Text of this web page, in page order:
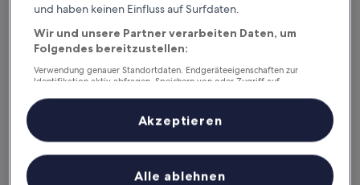
Howard Johnson IFC Plaza Ningbo
Howard Johnson IFC Plaza Ningbo
und haben keinen Einfluss auf Surfdaten.
Wir und unsere Partner verarbeiten Daten, um
Folgendes bereitzustellen:
Verwendung genauer Standortdaten. Endgeräteeigenschaften zur
Identifikation aktiv abfragen. Speichern von oder Zugriff auf
Inhalte, Messung von Werbeleistung und der Performance von Inhalten,
Zielgruppenforschung sowie Entwicklung und Verbesserung von
Liste der Partner (Lieferanten)
Alle ablehnen
Akzeptieren